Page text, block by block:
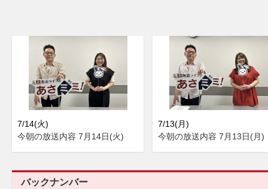
7/14(火)
今朝の放送内容 7月14日(火)
7/13(月)
今朝の放送内容 7月13日(月)
バックナンバー